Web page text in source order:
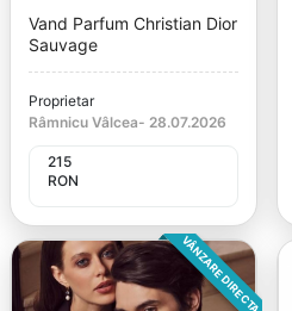
Vand Parfum Christian Dior
Sauvage
Proprietar
Râmnicu Vâlcea- 28.07.2026
215
RON
VÂNZARE DIRECTA